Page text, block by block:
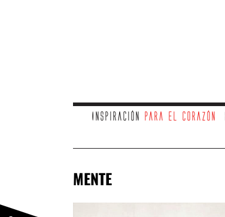
Inspiración para el corazón
MENTE